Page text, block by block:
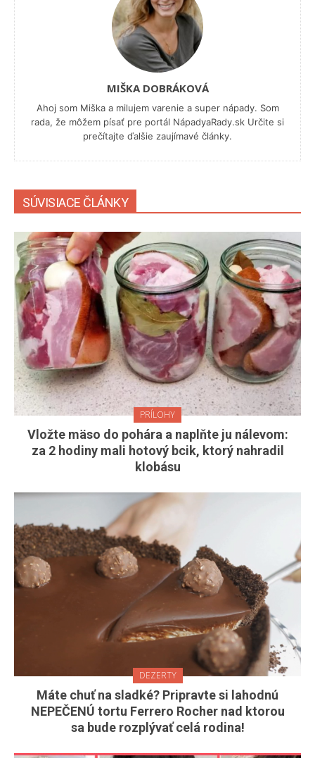
MIŠKA DOBRÁKOVÁ
Ahoj som Miška a milujem varenie a super nápady. Som
rada, že môžem písať pre portál NápadyaRady.sk Určite si
prečítajte ďalšie zaujímavé články.
SÚVISIACE ČLÁNKY
PRÍLOHY
Vložte mäso do pohára a naplňte ju nálevom:
za 2 hodiny mali hotový bcik, ktorý nahradil
klobásu
DEZERTY
Máte chuť na sladké? Pripravte si lahodnú
NEPEČENÚ tortu Ferrero Rocher nad ktorou
sa bude rozplývať celá rodina!